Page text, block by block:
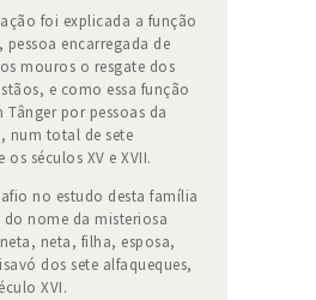
foi explicada a função
pessoa encarregada de
mouros o resgate dos
e como essa função
Tânger por pessoas da
num total de sete
os séculos XV e XVII.
no estudo desta família
do nome da misteriosa
neta, filha, esposa,
dos sete alfaqueques,
XVI.